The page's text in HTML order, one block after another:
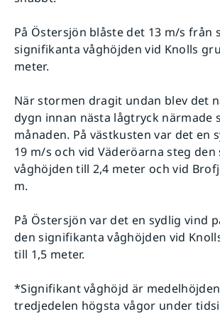
På Östersjön blåste det 13 m/s från
signifikanta våghöjden vid Knolls
meter.
När stormen dragit undan blev det
dygn innan nästa lågtryck närmade
månaden. På västkusten var det en
19 m/s och vid Väderöarna steg
våghöjden till 2,4 meter och vid
m.
På Östersjön var det en sydlig vind
den signifikanta våghöjden vid
till 1,5 meter.
*Signifikant våghöjd är
tredjedelen högsta vågor under